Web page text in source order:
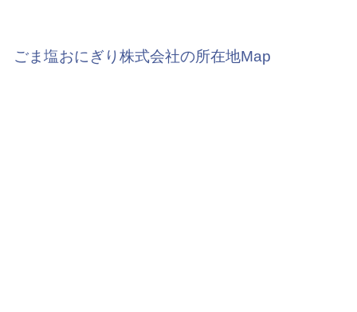
ごま塩おにぎり株式会社の所在地Map